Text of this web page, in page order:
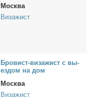
Москва
Визажист
Бро­вист-ви­за­жист с вы­
ез­дом на дом
Москва
Визажист